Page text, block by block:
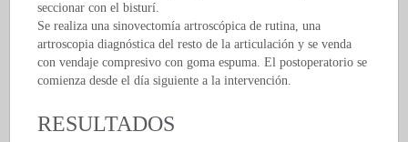
seccionar con el bisturí.
Se realiza una sinovectomía artroscópica de rutina, una
artroscopia diagnóstica del resto de la articulación y se venda
con vendaje compresivo con goma espuma. El postoperatorio se
comienza desde el día siguiente a la intervención.
RESULTADOS